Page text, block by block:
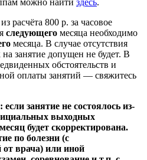
можно найти здесь.
расчёта 800 р. за часовое
следующего месяца необходимо
месяца. В случае отсутствия
занятие допущен не будет. В
обстоятельств и
оплаты занятий — свяжитесь
занятие не состоялось из-
выходных
будет скорректирована.
по болезни (с
врача) или иной